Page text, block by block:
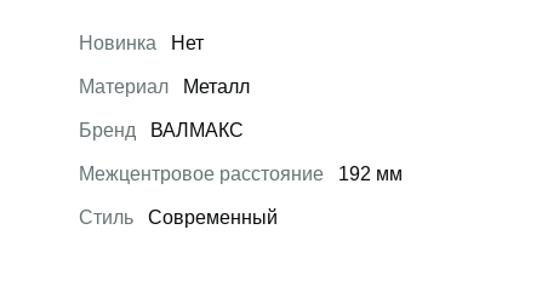
Новинка Нет
Материал Металл
Бренд ВАЛМАКС
Межцентровое расстояние 192 мм
Стиль Современный